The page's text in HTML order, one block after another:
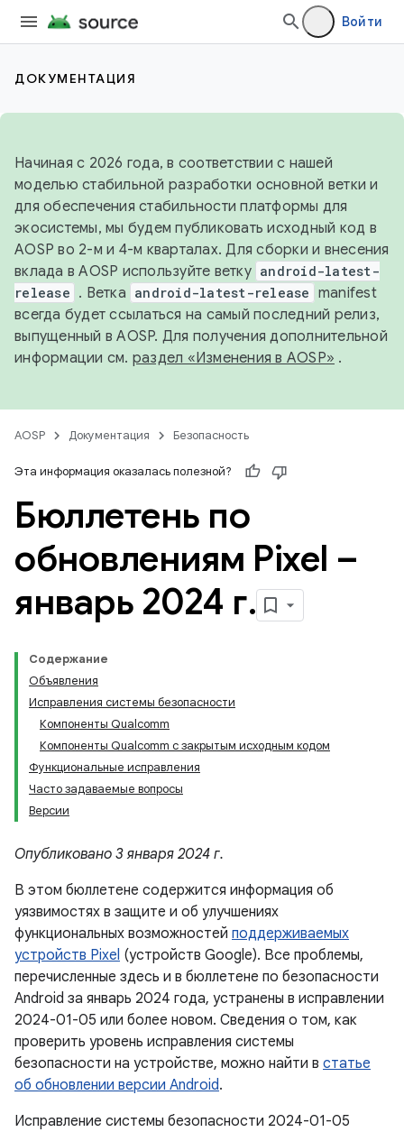
Войти
ДОКУМЕНТАЦИЯ
Начиная с 2026 года, в соответствии с нашей
моделью стабильной разработки основной ветки и
для обеспечения стабильности платформы для
экосистемы, мы будем публиковать исходный код в
AOSP во 2-м и 4-м кварталах. Для сборки и внесения
вклада в AOSP используйте ветку android-latest-
release . Ветка android-latest-release manifest
всегда будет ссылаться на самый последний релиз,
выпущенный в AOSP. Для получения дополнительной
информации см. раздел «Изменения в AOSP» .
AOSP Документация Безопасность
Эта информация оказалась полезной?
Бюллетень по
обновлениям Pixel –
январь 2024 г.
Содержание
Объявления
Исправления системы безопасности
Компоненты Qualcomm
Компоненты Qualcomm с закрытым исходным кодом
Функциональные исправления
Часто задаваемые вопросы
Версии
Опубликовано 3 января 2024 г.
В этом бюллетене содержится информация об
уязвимостях в защите и об улучшениях
функциональных возможностей поддерживаемых
устройств Pixel (устройств Google). Все проблемы,
перечисленные здесь и в бюллетене по безопасности
Android за январь 2024 года, устранены в исправлении
2024-01-05 или более новом. Сведения о том, как
проверить уровень исправления системы
безопасности на устройстве, можно найти в статье
об обновлении версии Android.
Исправление системы безопасности 2024-01-05